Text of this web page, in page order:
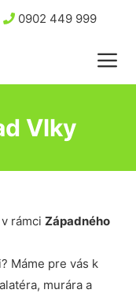
0902 449 999
Vlky
rámci Západného
Máme pre vás k
murára a